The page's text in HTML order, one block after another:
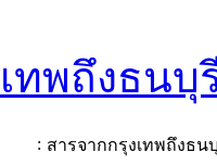
ทพถึงธนบุ
: สารจากกรุงเทพถึงธน